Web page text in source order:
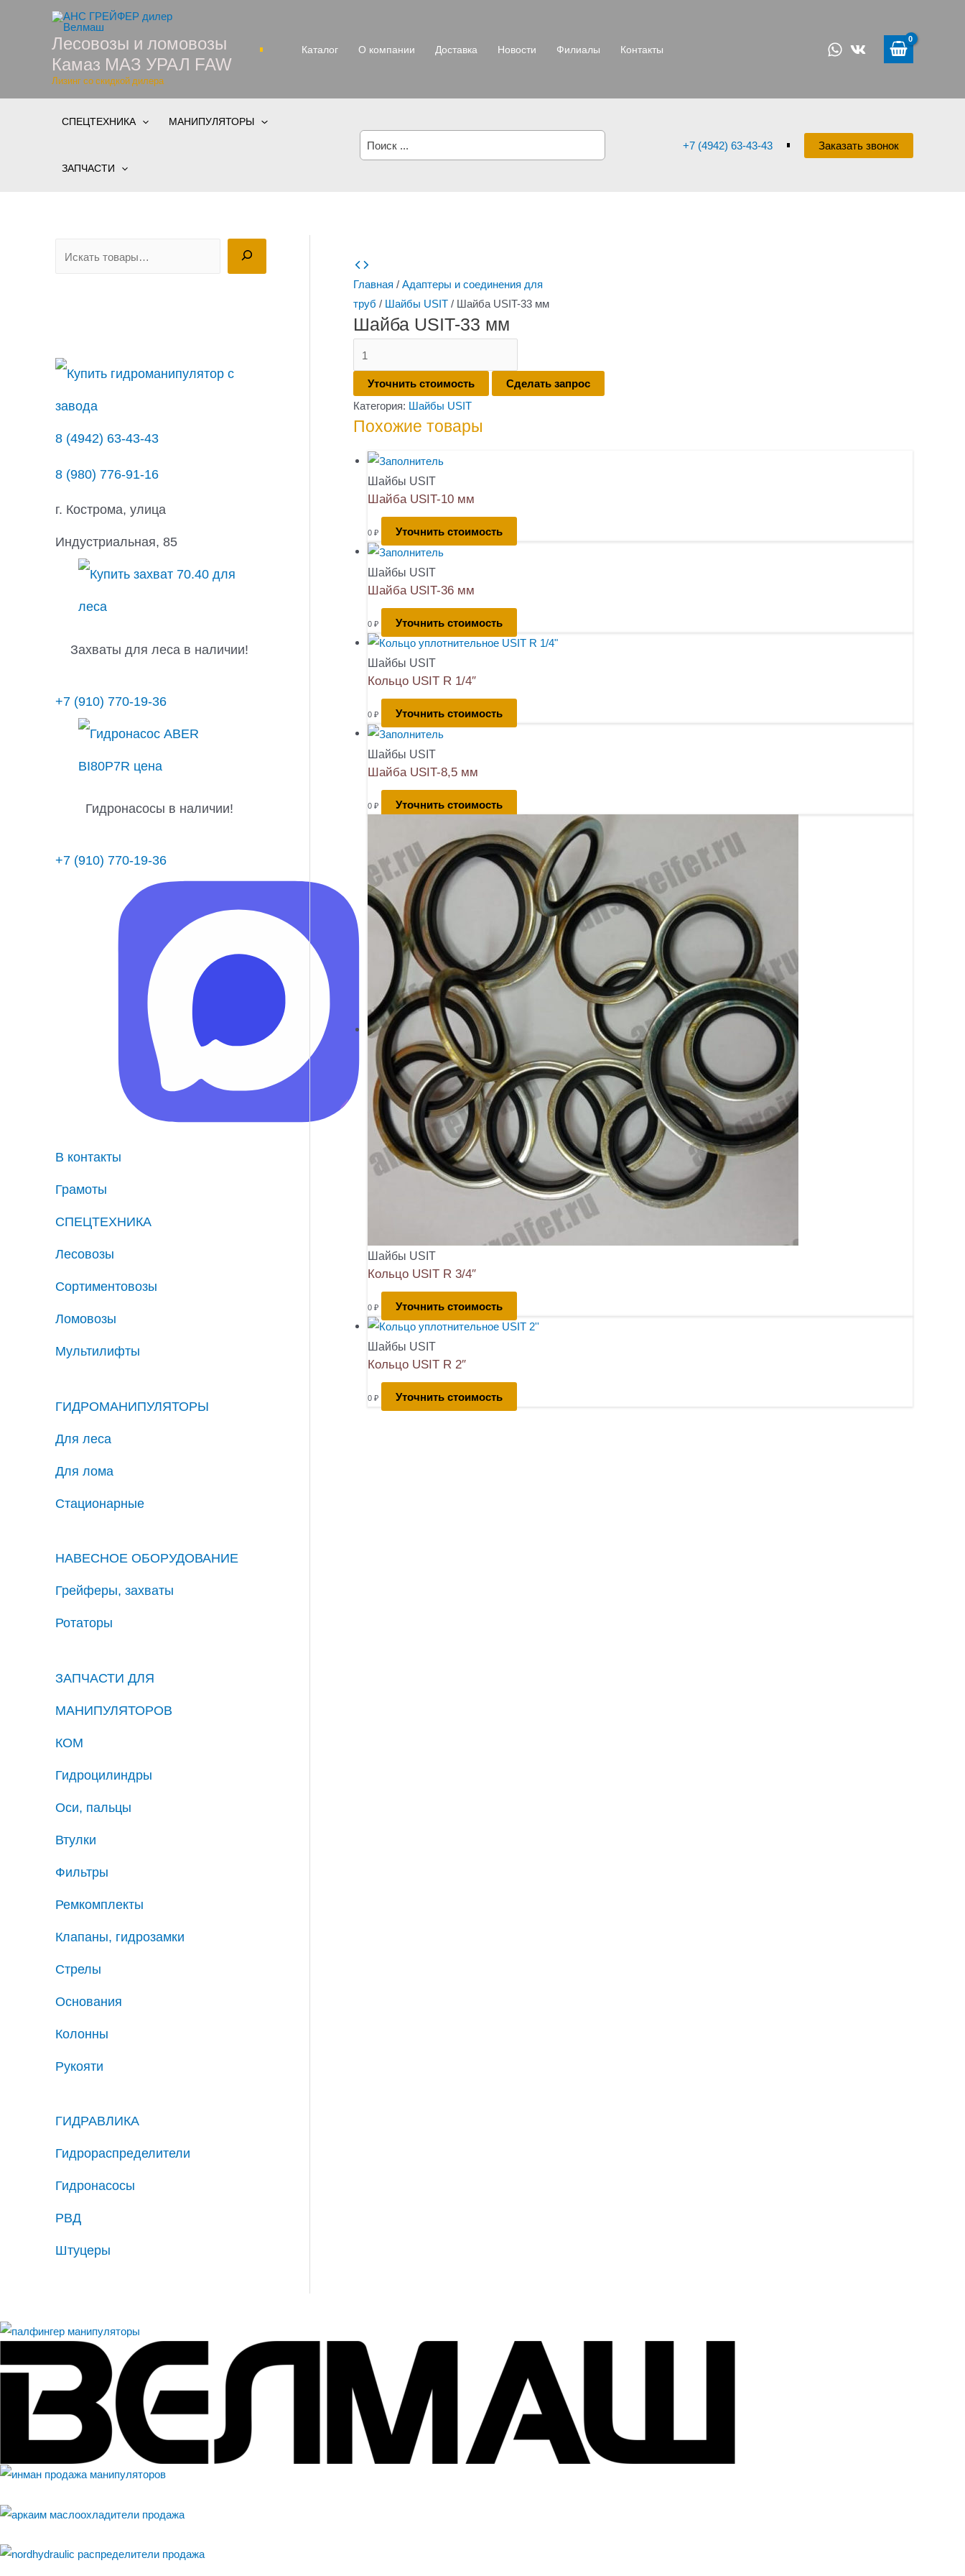
содержимомуЛесовозы и ломовозы
Камаз МАЗ УРАЛ FAW
Лизинг со скидкой дилера
Каталог О компании Доставка Новости Филиалы Контакты
СПЕЦТЕХНИКА МАНИПУЛЯТОРЫ
ЗАПЧАСТИ
Поиск:
+7 (4942) 63-43-43 Заказать звонок
8 (4942) 63-43-43
8 (980) 776-91-16
г. Кострома, улица
Индустриальная, 85
Захваты для леса в наличии!
+7 (910) 770-19-36
Гидронасосы в наличии!
+7 (910) 770-19-36
В контакты
Грамоты
СПЕЦТЕХНИКА
Лесовозы
Сортиментовозы
Ломовозы
Мультилифты
ГИДРОМАНИПУЛЯТОРЫ
Для леса
Для лома
Стационарные
НАВЕСНОЕ ОБОРУДОВАНИЕ
Грейферы, захваты
Ротаторы
ЗАПЧАСТИ ДЛЯ
МАНИПУЛЯТОРОВ
КОМ
Гидроцилиндры
Оси, пальцы
Втулки
Фильтры
Ремкомплекты
Клапаны, гидрозамки
Стрелы
Основания
Колонны
Рукояти
ГИДРАВЛИКА
Гидрораспределители
Гидронасосы
РВД
Штуцеры
Главная / Адаптеры и соединения для
труб / Шайбы USIT / Шайба USIT-33 мм
Шайба USIT-33 мм
товара
Шайба
USIT-
33
Уточнить стоимость
Сделать запрос
Категория: Шайбы USIT
Похожие товары
Шайбы USIT
Шайба USIT-10 мм
0 ₽ Уточнить стоимость
Шайбы USIT
Шайба USIT-36 мм
0 ₽ Уточнить стоимость
Шайбы USIT
Кольцо USIT R 1/4″
0 ₽ Уточнить стоимость
Шайбы USIT
Шайба USIT-8,5 мм
0 ₽ Уточнить стоимость
Шайбы USIT
Кольцо USIT R 3/4″
0 ₽ Уточнить стоимость
Шайбы USIT
Кольцо USIT R 2″
0 ₽ Уточнить стоимость